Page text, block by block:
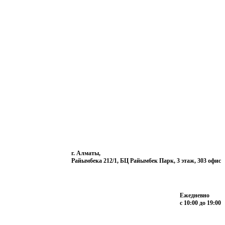
г. Алматы,
Райымбека 212/1, БЦ Райымбек Парк, 3 этаж, 303 офис
Ежедневно
с 10:00 до 19:00